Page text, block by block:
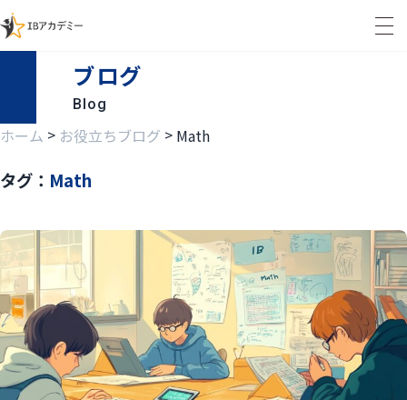
ブログ
Blog
ホーム > お役立ちブログ > Math
タグ： Math